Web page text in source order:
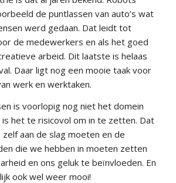
de puntlassen van auto’s wat
werd gedaan. Dat leidt tot
de medewerkers en als het goed
arbeid. Dit laatste is helaas
Daar ligt nog een mooie taak voor
werk en werktaken.
is voorlopig nog niet het domein
is het te risicovol om in te zetten. Dat
aan de slag moeten en de
die we hebben in moeten zetten
en ons geluk te beïnvloeden. En
ook wel weer mooi!